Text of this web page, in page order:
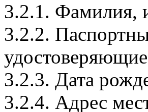
3.2.1. Фамилия,
3.2.2.
3.2.3. Дата
3.2.4. Адрес